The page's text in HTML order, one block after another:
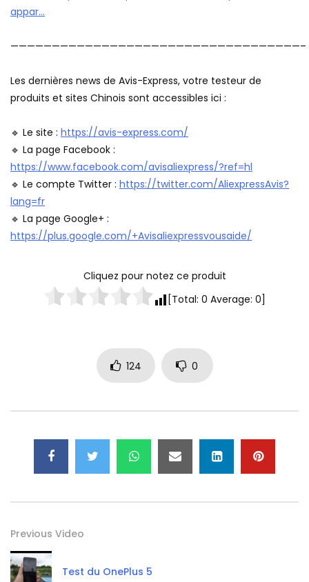
appar…
———————————————————————————————————–
Les dernières news de Avis-Express, votre testeur de
produits et sites Chinois sont accessibles ici :
🔹 Le site : https://avis-express.com/
🔹 La page Facebook :
https://www.facebook.com/avisaliexpress/?ref=hl
🔹 Le compte Twitter : https://twitter.com/AliexpressAvis?
lang=fr
🔹 La page Google+ :
https://plus.google.com/+Avisaliexpressvousaide/
Cliquez pour notez ce produit
[Total: 0 Average: 0]
124 0
Previous Video
Test du OnePlus 5